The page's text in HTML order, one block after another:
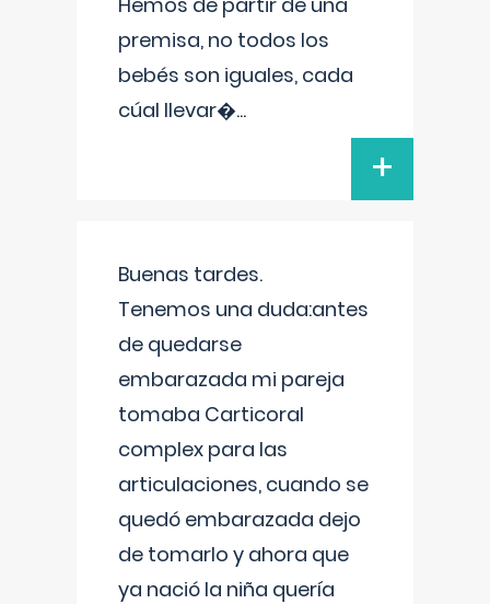
premisa, no todos los
bebés son iguales, cada
cúal llevar�...
+
Buenas tardes.
Tenemos una duda:antes
de quedarse
embarazada mi pareja
tomaba Carticoral
complex para las
articulaciones, cuando se
quedó embarazada dejo
de tomarlo y ahora que
ya nació la niña quería